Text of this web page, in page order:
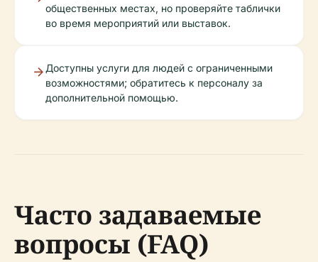
общественных местах, но проверяйте таблички
во время мероприятий или выставок.
Доступны услуги для людей с ограниченными
возможностями; обратитесь к персоналу за
дополнительной помощью.
Часто задаваемые
вопросы (FAQ)